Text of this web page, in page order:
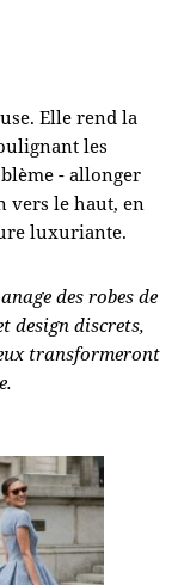
Elle rend la
les
- allonger
vers le haut, en
luxuriante.
des robes de
design discrets,
transformeront